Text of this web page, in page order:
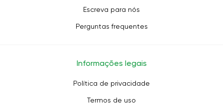
Escreva para nós
Perguntas frequentes
Informações legais
Política de privacidade
Termos de uso